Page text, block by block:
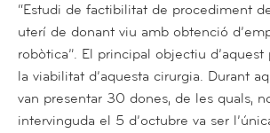
“Estudi de factibilitat de procediment
uterí de donant viu amb obtenció
robòtica”. El principal objectiu d’aquest
la viabilitat d’aquesta cirurgia. Durant
van presentar 30 dones, de les quals,
intervinguda el 5 d’octubre va ser